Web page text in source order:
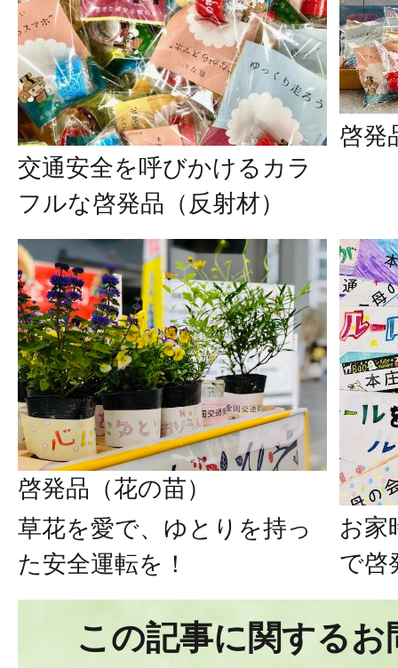
交通安全を呼びかけるカラ
フルな啓発品（反射材）
啓発
啓発品（花の苗）
草花を愛で、ゆとりを持っ
た安全運転を！
お家
で啓
この記事に関する